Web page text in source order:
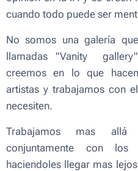
cuando todo puede ser
No somos una galería
llamadas "Vanity
creemos en lo que
artistas y trabajamos con
necesiten.
Trabajamos mas allá
conjuntamente con
haciendoles llegar mas